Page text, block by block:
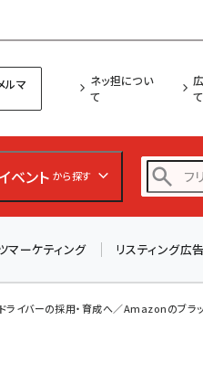
ルマ
ネッ担につい
て
て
ベント から探す
マーケティング リスティング広告
ライバーの採用・育成へ／Amazonのブラ
手」とは？
リアルECセ
】